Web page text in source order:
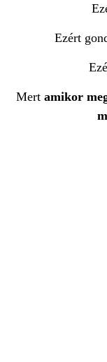
Ezért
Mert amikor